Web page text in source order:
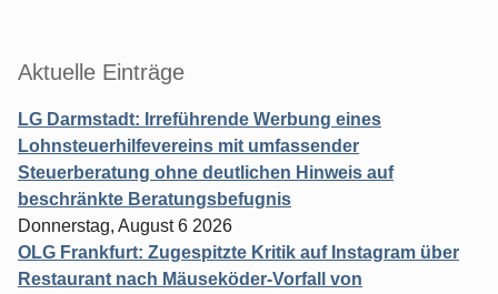
Aktuelle Einträge
LG Darmstadt: Irreführende Werbung eines
Lohnsteuerhilfevereins mit umfassender
Steuerberatung ohne deutlichen Hinweis auf
beschränkte Beratungsbefugnis
Donnerstag, August 6 2026
OLG Frankfurt: Zugespitzte Kritik auf Instagram über
Restaurant nach Mäuseköder-Vorfall von